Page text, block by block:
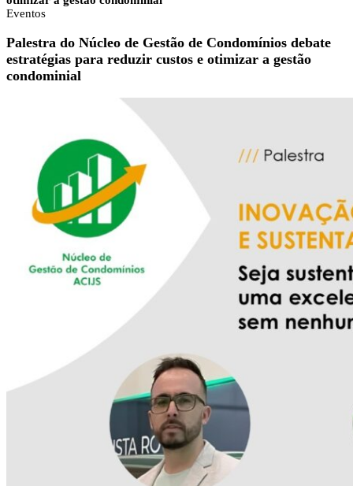
Eventos
Palestra do Núcleo de Gestão de Condomínios debate
estratégias para reduzir custos e otimizar a gestão
condominial